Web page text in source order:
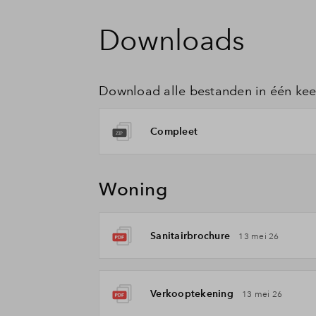
Downloads
Download alle bestanden in één
Compleet
Woning
Sanitairbrochure 13 mei 26
Verkooptekening 13 mei 26